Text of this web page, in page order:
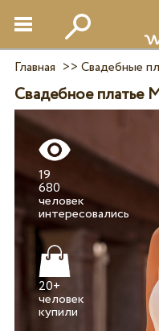
Главная >> Свадебные
Свадебное платье
19
680
человек
20+
человек